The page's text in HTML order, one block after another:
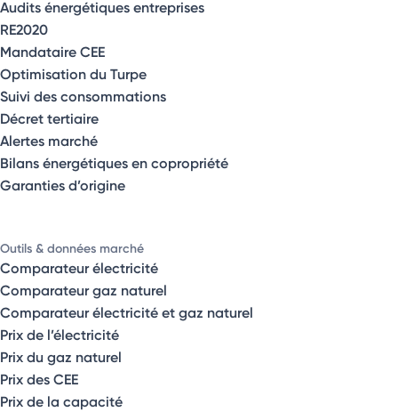
Audits énergétiques entreprises
RE2020
Mandataire CEE
Optimisation du Turpe
Suivi des consommations
Décret tertiaire
Alertes marché
Bilans énergétiques en copropriété
Garanties d’origine
Outils & données marché
Comparateur électricité
Comparateur gaz naturel
Comparateur électricité et gaz naturel
Prix de l’électricité
Prix du gaz naturel
Prix des CEE
Prix de la capacité